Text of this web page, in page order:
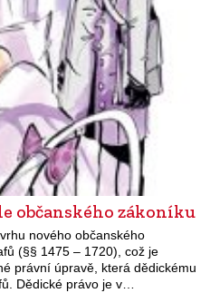
občanského zákoníku
nového občanského
(§§ 1475 – 1720), což je
právní úpravě, která dědickému
Dědické právo je v…